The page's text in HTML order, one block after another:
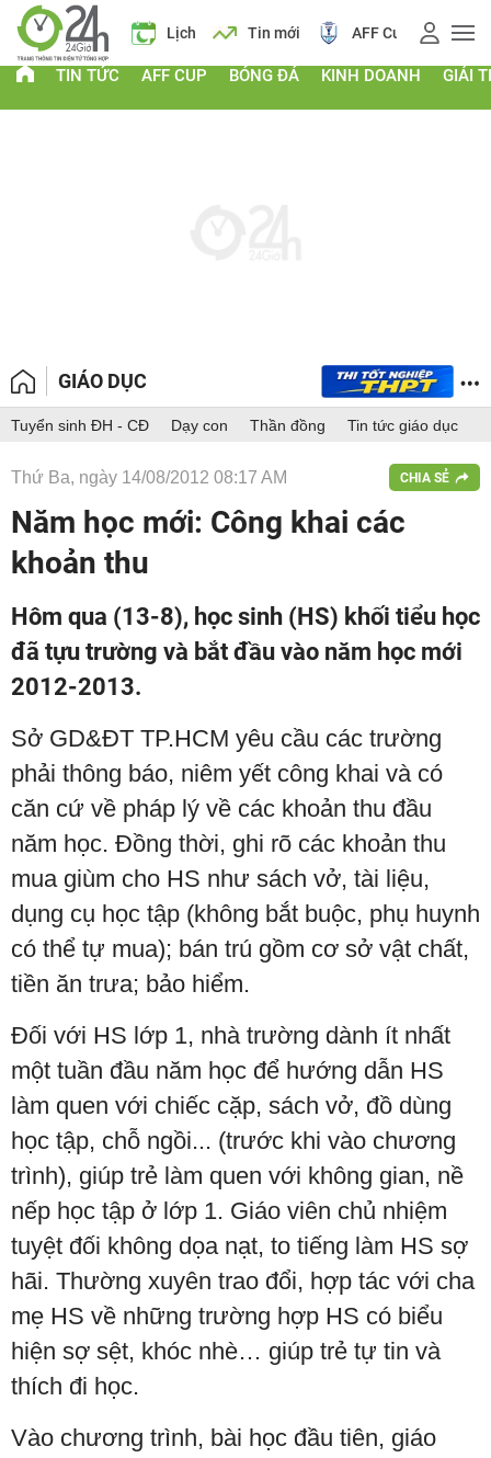
Giá vàng Lịch Tin mới AFF Cup Giá vàng
TIN TỨC AFF CUP BÓNG ĐÁ KINH DOANH GIẢI
GIÁO DỤC
Tuyển sinh ĐH - CĐ Dạy con Thần đồng Tin tức giáo dục
Thứ Ba, ngày 14/08/2012 08:17 AM CHIA SẺ
Năm học mới: Công khai các
khoản thu
Hôm qua (13-8), học sinh (HS) khối tiểu học
đã tựu trường và bắt đầu vào năm học mới
2012-2013.
Sở GD&ĐT TP.HCM yêu cầu các trường
phải thông báo, niêm yết công khai và có
căn cứ về pháp lý về các khoản thu đầu
năm học. Đồng thời, ghi rõ các khoản thu
mua giùm cho HS như sách vở, tài liệu,
dụng cụ học tập (không bắt buộc, phụ huynh
có thể tự mua); bán trú gồm cơ sở vật chất,
tiền ăn trưa; bảo hiểm.
Đối với HS lớp 1, nhà trường dành ít nhất
một tuần đầu năm học để hướng dẫn HS
làm quen với chiếc cặp, sách vở, đồ dùng
học tập, chỗ ngồi... (trước khi vào chương
trình), giúp trẻ làm quen với không gian, nề
nếp học tập ở lớp 1. Giáo viên chủ nhiệm
tuyệt đối không dọa nạt, to tiếng làm HS sợ
hãi. Thường xuyên trao đổi, hợp tác với cha
mẹ HS về những trường hợp HS có biểu
hiện sợ sệt, khóc nhè… giúp trẻ tự tin và
thích đi học.
Vào chương trình, bài học đầu tiên, giáo